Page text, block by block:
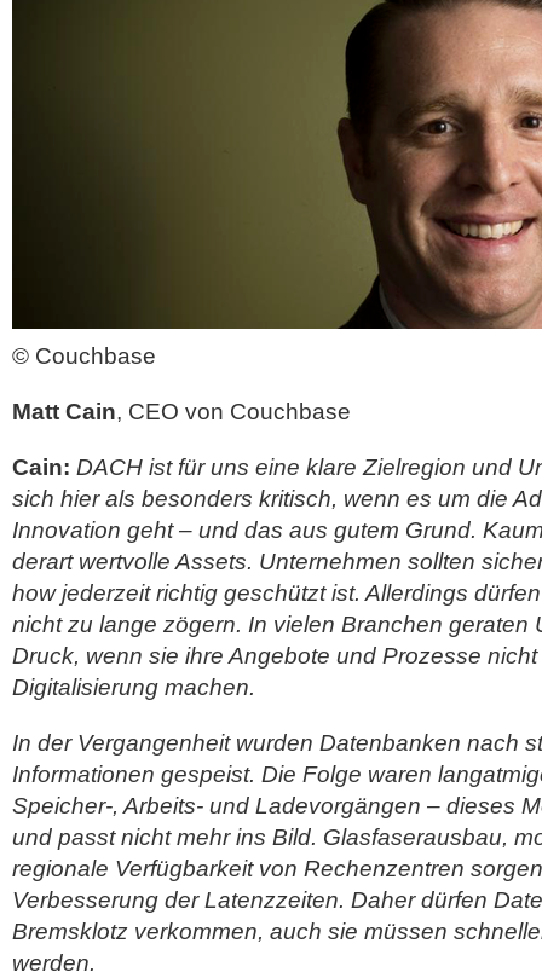
© Couchbase
Matt Cain, CEO von Couchbase
Cain: DACH ist für uns eine klare Zielregion und
sich hier als besonders kritisch, wenn es um die
Innovation geht – und das aus gutem Grund.
derart wertvolle Assets. Unternehmen sollten
how jederzeit richtig geschützt ist. Allerdings
nicht zu lange zögern. In vielen Branchen geraten
Druck, wenn sie ihre Angebote und Prozesse
Digitalisierung machen.
In der Vergangenheit wurden Datenbanken nach
Informationen gespeist. Die Folge waren
Speicher-, Arbeits- und Ladevorgängen – dieses
und passt nicht mehr ins Bild. Glasfaserausbau,
regionale Verfügbarkeit von Rechenzentren
Verbesserung der Latenzzeiten. Daher dürfen
Bremsklotz verkommen, auch sie müssen
werden.